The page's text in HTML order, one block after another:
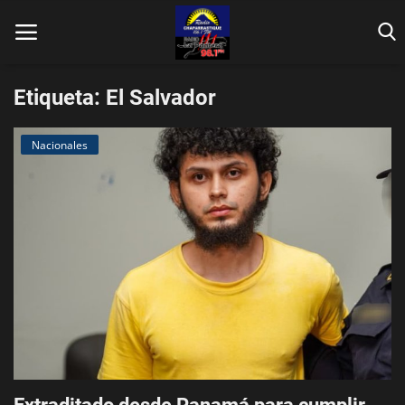
Etiqueta: El Salvador
Nacionales